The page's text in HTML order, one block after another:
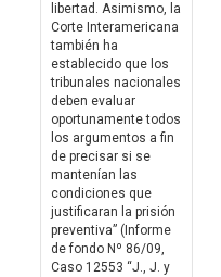
libertad. Asimismo, la
Corte Interamericana
también ha
establecido que los
tribunales nacionales
deben evaluar
oportunamente todos
los argumentos a fin
de precisar si se
mantenían las
condiciones que
justificaran la prisión
preventiva” (Informe
de fondo Nº 86/09,
Caso 12553 “J., J. y